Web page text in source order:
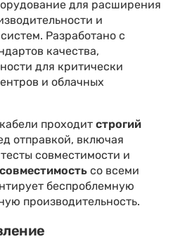
для расширения
и
Разработано с
качества,
для критически
и облачных
проходитстрогий
отправкой, включая
совместимости и
со всеми
беспроблемную
производительность.